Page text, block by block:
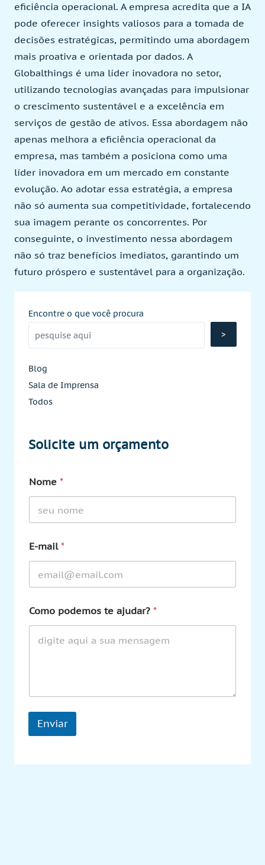
eficiência operacional. A empresa acredita que a IA
pode oferecer insights valiosos para a tomada de
decisões estratégicas, permitindo uma abordagem
mais proativa e orientada por dados. A
Globalthings é uma líder inovadora no setor,
utilizando tecnologias avançadas para impulsionar
o crescimento sustentável e a excelência em
serviços de gestão de ativos. Essa abordagem não
apenas melhora a eficiência operacional da
empresa, mas também a posiciona como uma
líder inovadora em um mercado em constante
evolução. Ao adotar essa estratégia, a empresa
não só aumenta sua competitividade, fortalecendo
sua imagem perante os concorrentes. Por
conseguinte, o investimento nessa abordagem
não só traz benefícios imediatos, garantindo um
futuro próspero e sustentável para a organização.
Encontre o que você procura
>
Blog
Sala de Imprensa
Todos
Solicite um orçamento
Nome *
E-mail *
Como podemos te ajudar? *
Enviar